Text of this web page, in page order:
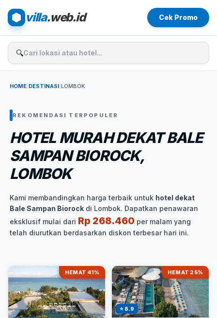
villa.web.id Cek Promo
🔍
HOME/DESTINASI/LOMBOK
REKOMENDASI TERPOPULER
HOTEL MURAH DEKAT BALE
SAMPAN BIOROCK,
LOMBOK
Kami membandingkan harga terbaik untuk hotel dekat
Bale Sampan Biorock di Lombok. Dapatkan penawaran
eksklusif mulai dari Rp 268.460 per malam yang
telah diurutkan berdasarkan diskon terbesar hari ini.
HEMAT 41% HEMAT 25%
⭐ 8.9